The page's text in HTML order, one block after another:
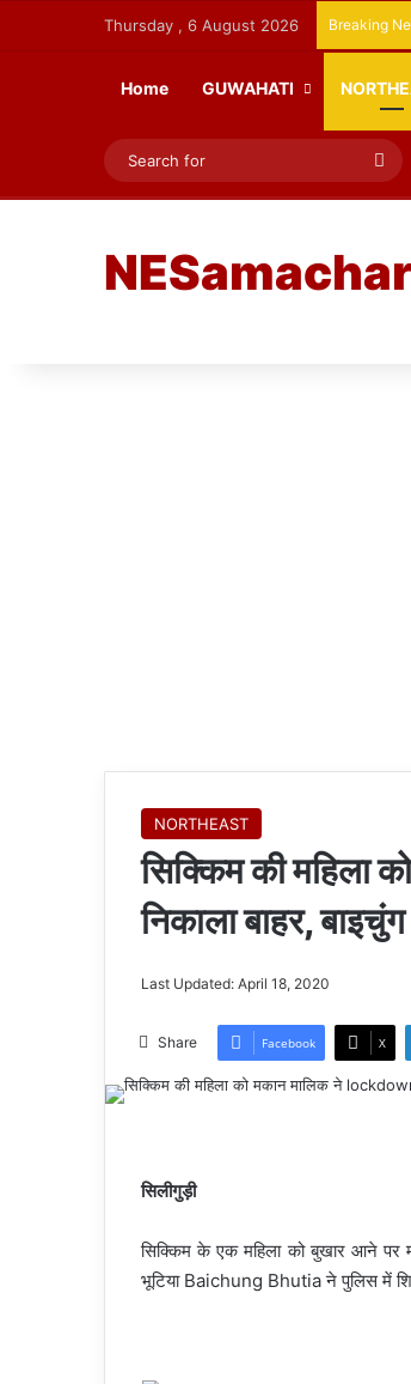
Thursday , 6 August 2026 Breaking
Home GUWAHATI
for
NESamachar
NORTHEAST
सिक्किम की महिला
निकाला बाहर,
Last Updated: April 18, 2020
Share Facebook X
सिलीगुड़ी
सिक्किम के एक महिला को बुखार आने पर
भूटिया Baichung Bhutia ने पुलिस में